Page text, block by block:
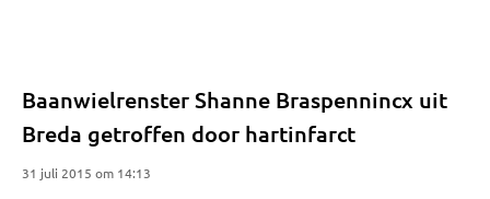
Baanwielrenster Shanne Braspennincx uit
Breda getroffen door hartinfarct
31 juli 2015 om 14:13